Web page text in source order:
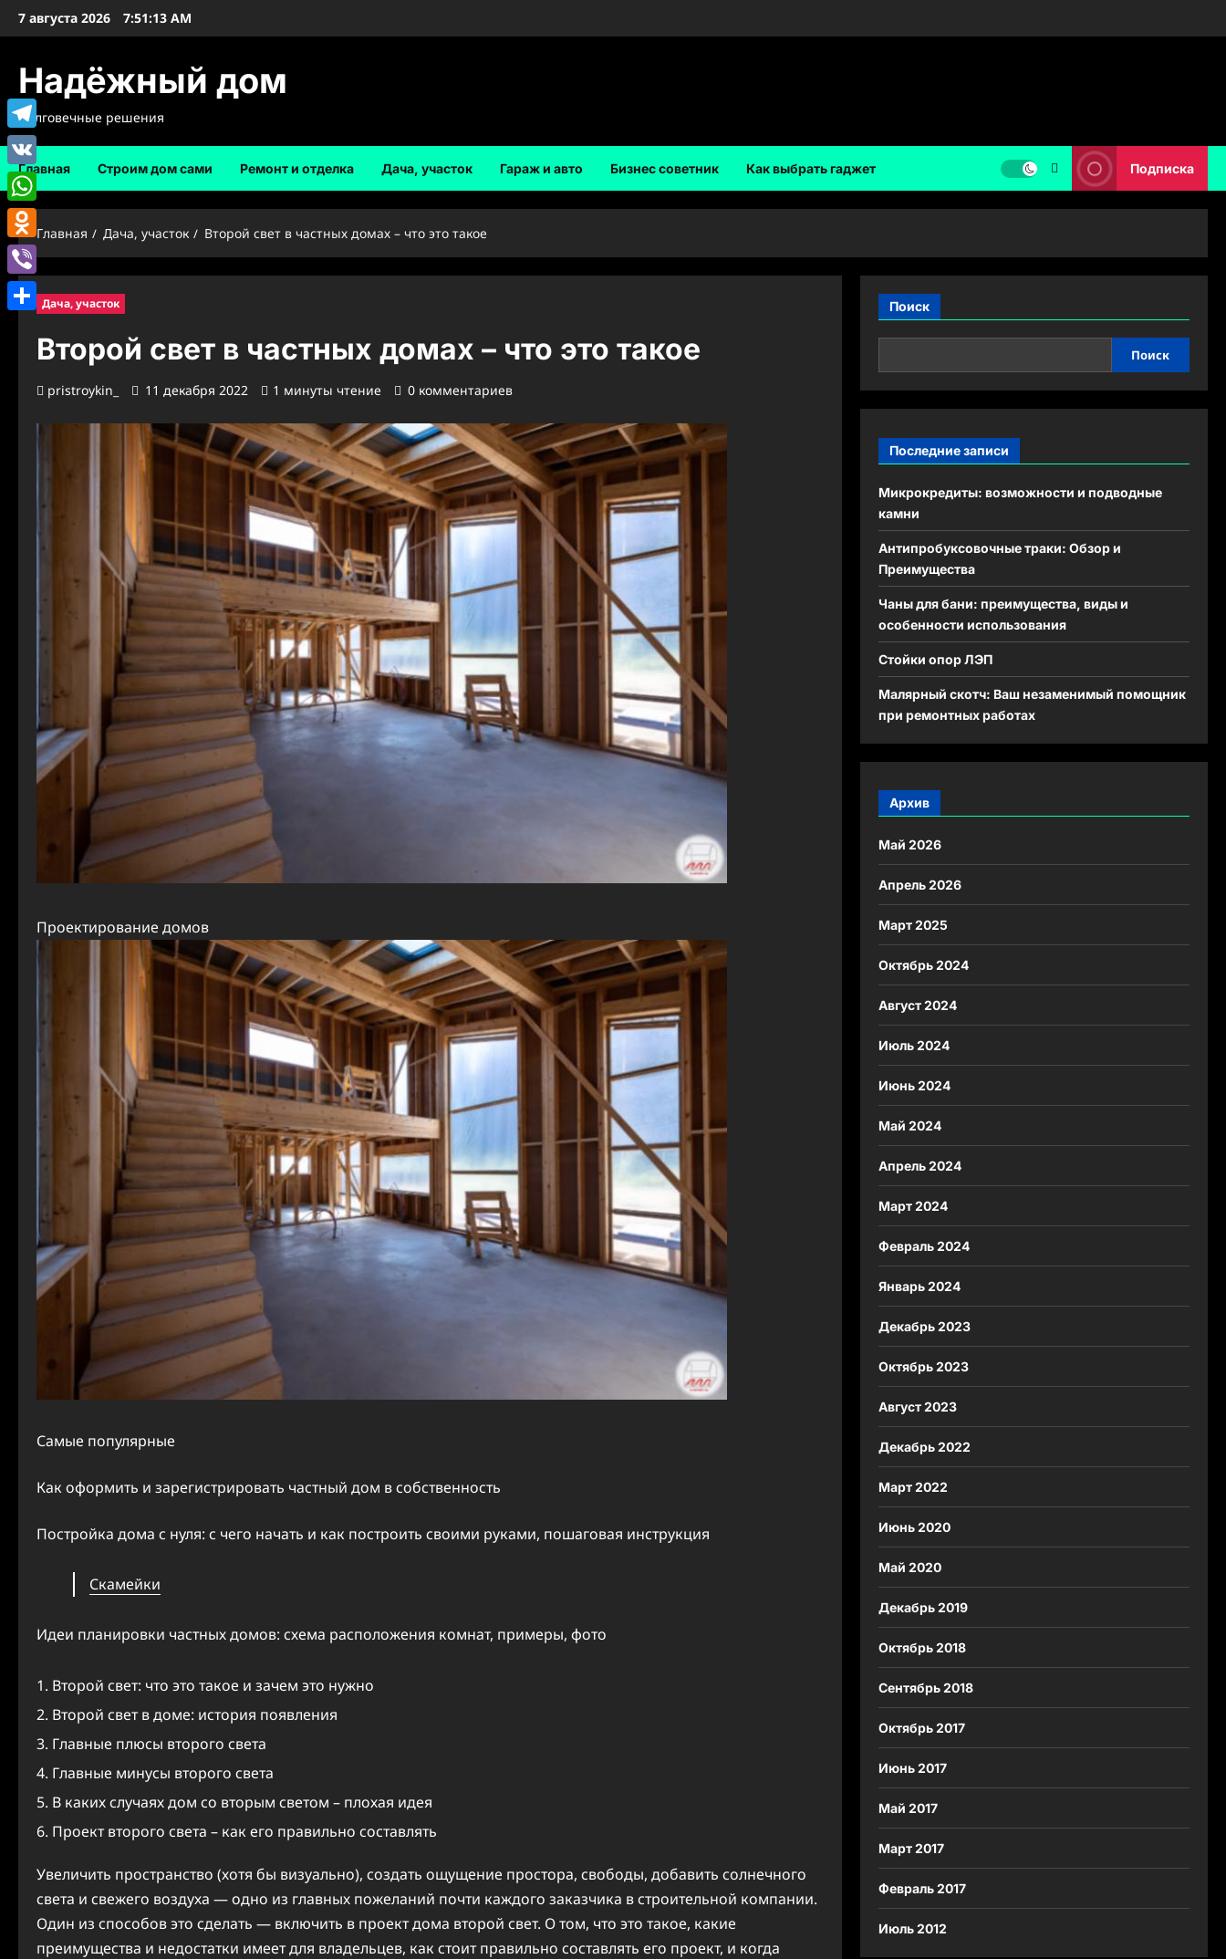
Перейти
7 августа 2026 7:51:14 AM
Надёжный дом
Долговечные решения
Главная Строим дом сами Ремонт и отделка Дача, участок Гараж и авто Бизнес советник Как выбрать гаджет Подписка
Главная Дача, участок Второй свет в частных домах – что это такое
Дача, участок
Второй свет в частных домах – что это такое
pristroykin_ 11 декабря 2022 1 минуты чтение 0 комментариев
Проектирование домов
Самые популярные
Как оформить и зарегистрировать частный дом в собственность
Постройка дома с нуля: с чего начать и как построить своими руками, пошаговая инструкция
Скамейки
Идеи планировки частных домов: схема расположения комнат, примеры, фото
Второй свет: что это такое и зачем это нужно
Второй свет в доме: история появления
Главные плюсы второго света
Главные минусы второго света
В каких случаях дом со вторым светом – плохая идея
Проект второго света – как его правильно составлять
Увеличить пространство (хотя бы визуально), создать ощущение простора, свободы, добавить солнечного
света и свежего воздуха — одно из главных пожеланий почти каждого заказчика в строительной компании.
Один из способов это сделать — включить в проект дома второй свет. О том, что это такое, какие
преимущества и недостатки имеет для владельцев, как стоит правильно составлять его проект, и когда
Поиск
Поиск
Последние записи
Микрокредиты: возможности и подводные
камни
Антипробуксовочные траки: Обзор и
Преимущества
Чаны для бани: преимущества, виды и
особенности использования
Стойки опор ЛЭП
Малярный скотч: Ваш незаменимый помощник
при ремонтных работах
Архив
Май 2026
Апрель 2026
Март 2025
Октябрь 2024
Август 2024
Июль 2024
Июнь 2024
Май 2024
Апрель 2024
Март 2024
Февраль 2024
Январь 2024
Декабрь 2023
Октябрь 2023
Август 2023
Декабрь 2022
Март 2022
Июнь 2020
Май 2020
Декабрь 2019
Октябрь 2018
Сентябрь 2018
Октябрь 2017
Июнь 2017
Май 2017
Март 2017
Февраль 2017
Июль 2012
Telegram
VK
WhatsApp
Odnoklassniki
Viber